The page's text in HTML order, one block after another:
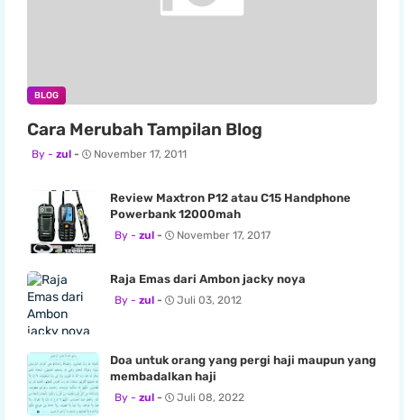
BLOG
Cara Merubah Tampilan Blog
zul November 17, 2011
Review Maxtron P12 atau C15 Handphone
Powerbank 12000mah
zul November 17, 2017
Raja Emas dari Ambon jacky noya
zul Juli 03, 2012
Doa untuk orang yang pergi haji maupun yang
membadalkan haji
zul Juli 08, 2022